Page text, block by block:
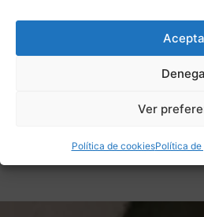
Ver
Política de cookiesPolítica